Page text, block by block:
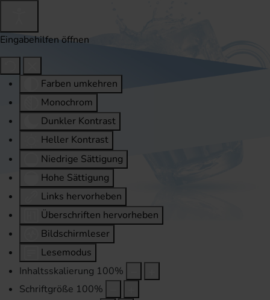
Eingabehilfen öffnen
Farben umkehren
Monochrom
Dunkler Kontrast
Heller Kontrast
Niedrige Sättigung
Hohe Sättigung
Links hervorheben
Überschriften hervorheben
Bildschirmleser
Lesemodus
Inhaltsskalierung 100%
Schriftgröße 100%